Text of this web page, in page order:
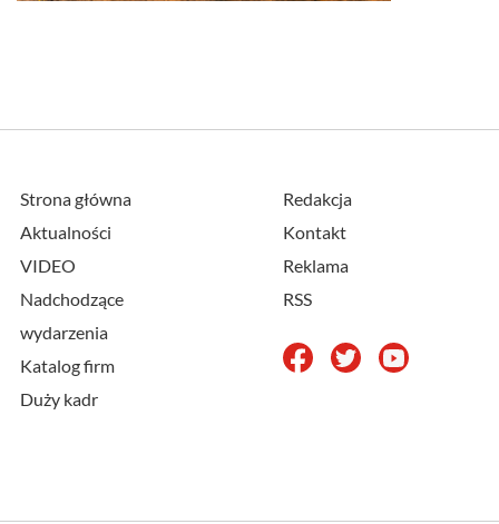
Strona główna
Aktualności
VIDEO
Nadchodzące
wydarzenia
Katalog firm
Duży kadr
Redakcja
Kontakt
Reklama
RSS